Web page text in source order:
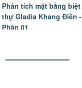
Phân tích mặt bằng biệt
thự Gladia Khang Điền -
Phần 01